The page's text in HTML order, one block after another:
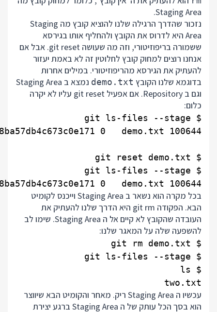
Staging Area.
נזכור שהדרך הרגילה שלנו להוציא קובץ מה Staging
Area היא לדרוס את הקובץ ולהחליף אותו בגירסא
ששמורה בריפוזיטורי, וזה מה שעושה git reset. אבל אם
אנחנו רוצים למחוק קובץ לחלוטין זה לא באמת יעזור
להעתיק את הגירסא מהריפוזיטורי. במילים אחרות
בדוגמא שלנו הקובץ demo.txt
נמצא ב Staging Area
וגם ב Repository. אם אפעיל git reset עליו לא יקרה
כלום:
100644 5626abf0f72e58d7a153368ba57db4c673c0e171 0   demo.txt
בכל מקרה הוא נשאר ב Staging Area וייכנס לקומיט
הבא. הפקודה git rm היא הדרך שלנו להעתיק את
העובדה שהקובץ לא קיים אל ה Staging Area. שימו לב
להשפעה שלה על המאגר שלנו:
two.txt
עכשיו ה Staging Area ריק. מאחר והקומיט הבא שיווצר
הוא בסך הכל עותק של ה Staging Area ברגע יצירת